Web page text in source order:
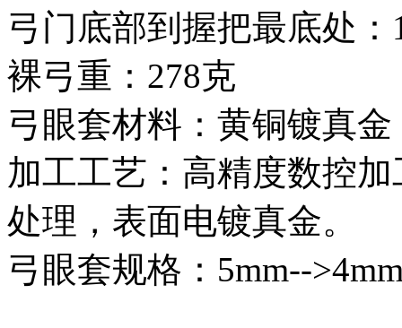
弓门底部到握把最底处：
裸弓重：278克
弓眼套材料：黄铜镀真金
加工工艺：高精度数控
处理，表面电镀真金。
弓眼套规格：5mm--